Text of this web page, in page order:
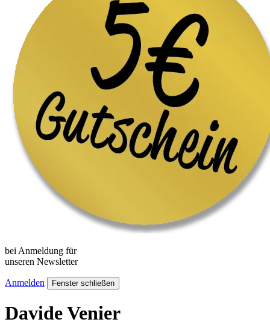
bei Anmeldung für
unseren Newsletter
Anmelden Fenster schließen
Davide Venier